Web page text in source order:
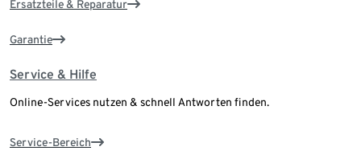
Ersatzteile & Reparatur
Garantie
Service & Hilfe
Online-Services nutzen & schnell Antworten finden.
Service-Bereich